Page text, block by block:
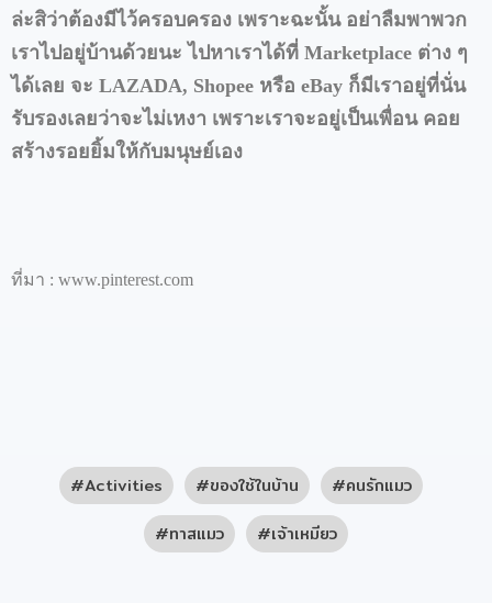
ล่ะสิว่าต้องมีไว้ครอบครอง เพราะฉะนั้น อย่าลืมพาพวก
เราไปอยู่บ้านด้วยนะ ไปหาเราได้ที่ Marketplace ต่าง ๆ
ได้เลย จะ LAZADA, Shopee หรือ eBay ก็มีเราอยู่ที่นั่น
รับรองเลยว่าจะไม่เหงา เพราะเราจะอยู่เป็นเพื่อน คอย
สร้างรอยยิ้มให้กับมนุษย์เอง
ที่มา : www.pinterest.com
Activities ของใช้ในบ้าน
คนรักแมว
ทาสแมว
เจ้าเหมียว